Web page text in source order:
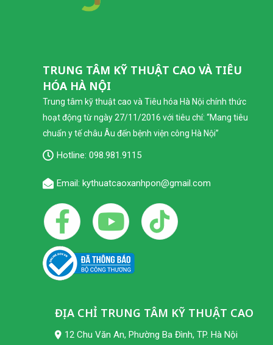
TRUNG TÂM KỸ THUẬT CAO VÀ TIÊU
HÓA HÀ NỘI
Trung tâm kỹ thuật cao và Tiêu hóa Hà Nội chính thức
hoạt động từ ngày 27/11/2016 với tiêu chí: “Mang tiêu
chuẩn y tế châu Âu đến bệnh viện công Hà Nội”
Hotline: 098.981.9115
Email: kythuatcaoxanhpon@gmail.com
ĐỊA CHỈ TRUNG TÂM KỸ THUẬT CAO
12 Chu Văn An, Phường Ba Đình, TP. Hà Nội